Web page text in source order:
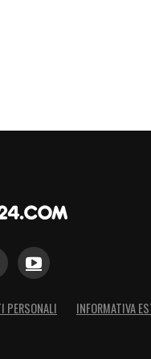
PERSONALI INFORMATIVA